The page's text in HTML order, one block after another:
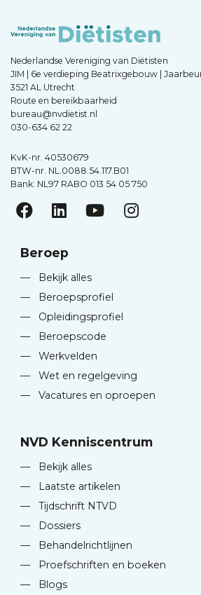
Nederlandse Vereniging van Diëtisten
JIM | 6e verdieping Beatrixgebouw |
3521 AL Utrecht
Route en bereikbaarheid
bureau@nvdietist.nl
030-634 62 22
KvK-nr. 40530679
BTW-nr. NL.0088.54.117.B01
Bank: NL97 RABO 013 54 05 750
Beroep
—
Bekijk alles
—
Beroepsprofiel
—
Opleidingsprofiel
—
Beroepscode
—
Werkvelden
—
Wet en regelgeving
—
Vacatures en oproepen
NVD Kenniscentrum
—
Bekijk alles
—
Laatste artikelen
—
Tijdschrift NTVD
—
Dossiers
—
Behandelrichtlijnen
—
Proefschriften en boeken
—
Blogs